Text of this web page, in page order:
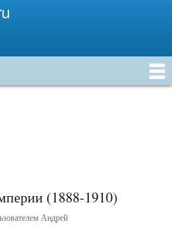
к
(1888-1910)
Андрей